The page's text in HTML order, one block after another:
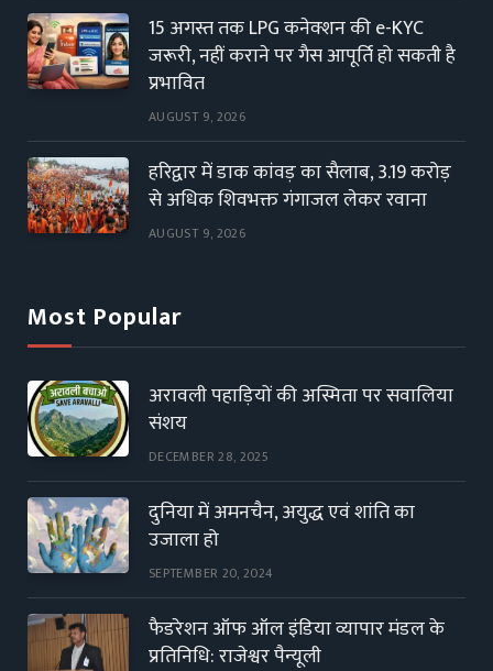
15 अगस्त तक LPG कनेक्शन की e-KYC
जरूरी, नहीं कराने पर गैस आपूर्ति हो सकती है
प्रभावित
AUGUST 9, 2026
हरिद्वार में डाक कांवड़ का सैलाब, 3.19 करोड़
से अधिक शिवभक्त गंगाजल लेकर रवाना
AUGUST 9, 2026
Most Popular
अरावली पहाड़ियों की अस्मिता पर सवालिया
संशय
DECEMBER 28, 2025
दुनिया में अमनचैन, अयुद्ध एवं शांति का
उजाला हो
SEPTEMBER 20, 2024
फैडरेशन ऑफ ऑल इंडिया व्यापार मंडल के
प्रतिनिधि: राजेश्वर पैन्यूली